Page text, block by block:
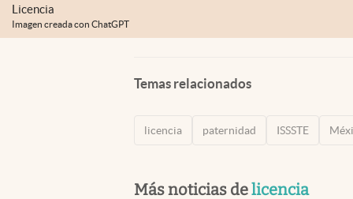
Licencia
Imagen creada con ChatGPT
Temas relacionados
licencia paternidad ISSSTE
Más noticias delicencia